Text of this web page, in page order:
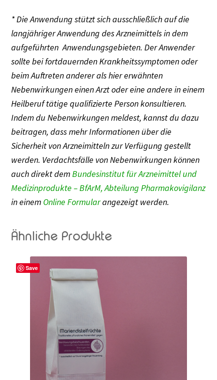
* Die Anwendung stützt sich ausschließlich auf die
langjähriger Anwendung des Arzneimittels in dem
aufgeführten Anwendungsgebieten. Der Anwender
sollte bei fortdauernden Krankheitssymptomen oder
beim Auftreten anderer als hier erwähnten
Nebenwirkungen einen Arzt oder eine andere in einem
Heilberuf tätige qualifizierte Person konsultieren.
Indem du Nebenwirkungen meldest, kannst du dazu
beitragen, dass mehr Informationen über die
Sicherheit von Arzneimitteln zur Verfügung gestellt
werden. Verdachtsfälle von Nebenwirkungen können
auch direkt demBundesinstitut für Arzneimittel und
Medizinprodukte – BfArM, Abteilung Pharmakovigilanz
in einem Online Formularangezeigt werden.
Ähnliche Produkte
Save